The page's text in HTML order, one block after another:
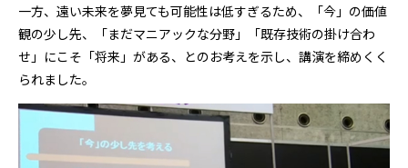
一方、遠い未来を夢見ても可能性は低すぎるため、「今」の価値
観の少し先、「まだマニアックな分野」「既存技術の掛け合わ
せ」にこそ「将来」がある、とのお考えを示し、講演を締めくく
られました。